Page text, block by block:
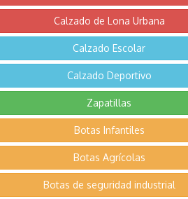
Calzado de Lona Urbana
Calzado Escolar
Calzado Deportivo
Zapatillas
Botas Infantiles
Botas Agrícolas
Botas de seguridad industrial